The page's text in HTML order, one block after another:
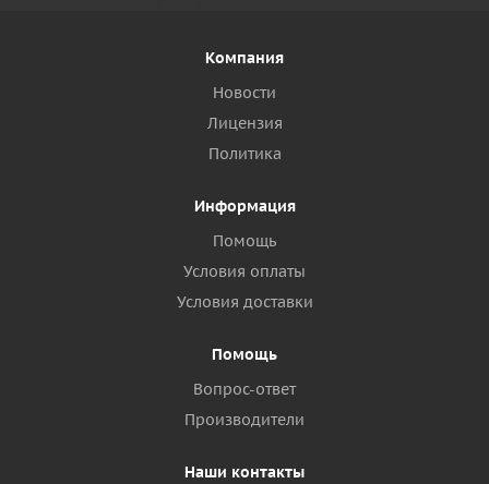
Компания
Новости
Лицензия
Политика
Информация
Помощь
Условия оплаты
Условия доставки
Помощь
Вопрос-ответ
Производители
Наши контакты